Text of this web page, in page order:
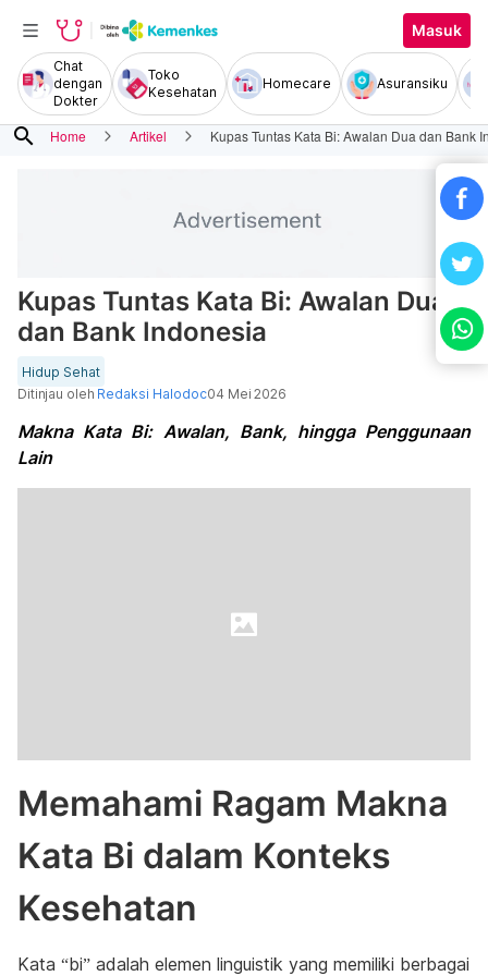
Masuk
Chat
dengan
Dokter
Toko
Kesehatan
Homecare Asuransiku
search Home Artikel Kupas Tuntas Kata Bi: Awalan Dua dan Bank
Kupas Tuntas Kata Bi: Awalan Dua
dan Bank Indonesia
Hidup Sehat
Ditinjau oleh Redaksi Halodoc04 Mei 2026
Makna Kata Bi: Awalan, Bank, hingga Penggunaan
Lain
Memahami Ragam Makna
Kata Bi dalam Konteks
Kesehatan
Kata “bi” adalah elemen linguistik yang memiliki berbagai